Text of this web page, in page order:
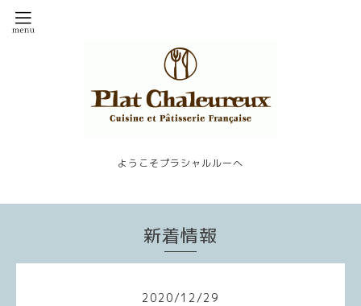
ようこそプラシャルルーへ
新着情報
2020/12 /29